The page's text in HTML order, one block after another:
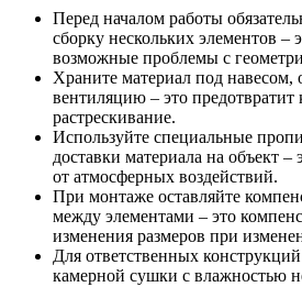
Перед началом работы
сборку нескольких элементов –
возможные проблемы с
Храните материал под
вентиляцию – это предотвратит
растрескивание.
Используйте специальные
доставки материала на объект –
от атмосферных воздействий.
При монтаже оставляйте
между элементами – это
изменения размеров при
Для ответственных
камерной сушки с влажностью